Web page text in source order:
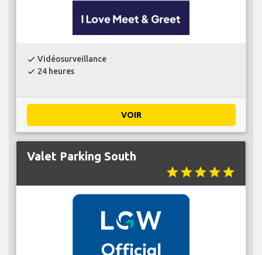
check Vidéosurveillance
check 24 heures
VOIR
Valet Parking South
starstarstarstarstar